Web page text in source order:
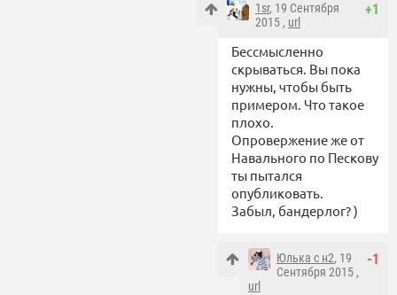
+1
1sr, 19 Сентября
2015 , url
Бессмысленно
скрываться. Вы пока
нужны, чтобы быть
примером. Что такое
плохо.
Опровержение же от
Навального по Пескову
ты пытался
опубликовать.
Забыл, бандерлог? )
-1
Юлька с н2, 19
Сентября 2015 ,
url